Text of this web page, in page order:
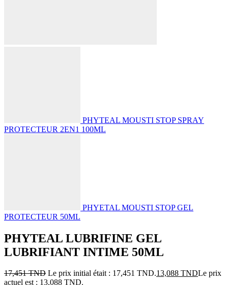
PHYTEAL MOUSTI STOP SPRAY
PROTECTEUR 2EN1 100ML
PHYETAL MOUSTI STOP GEL
PROTECTEUR 50ML
PHYTEAL LUBRIFINE GEL
LUBRIFIANT INTIME 50ML
17,451TND Le prix initial était : 17,451 TND.13,088 TNDLe prix
actuel est : 13,088 TND.